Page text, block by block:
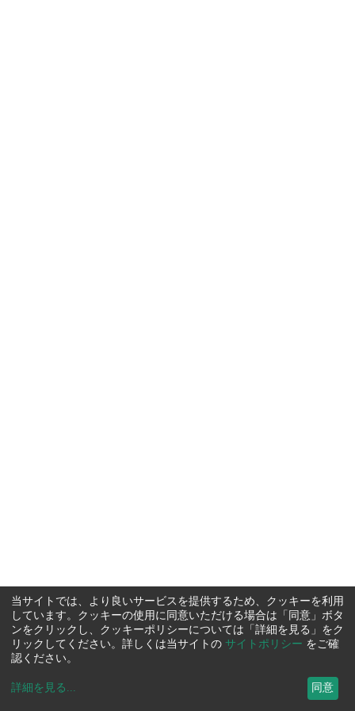
当サイトでは、より良いサービスを提供するため、クッキーを利用
しています。クッキーの使用に同意いただける場合は「同意」ボタ
ンをクリックし、クッキーポリシーについては「詳細を見る」をク
リックしてください。詳しくは当サイトの サイトポリシー をご確
認ください。
詳細を見る ... 同意